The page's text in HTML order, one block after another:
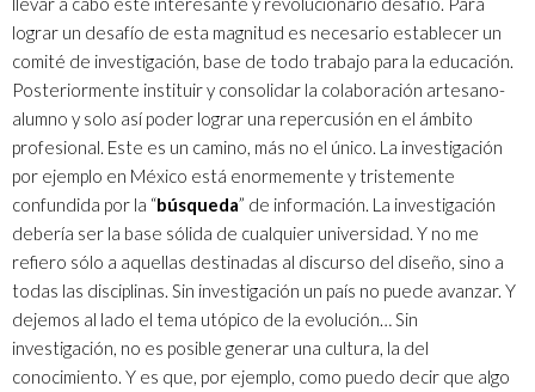
lograr un desafío de esta magnitud es necesario establecer un
comité de investigación, base de todo trabajo para la educación.
Posteriormente instituir y consolidar la colaboración artesano-
alumno y solo así poder lograr una repercusión en el ámbito
profesional. Este es un camino, más no el único. La investigación
por ejemplo en México está enormemente y tristemente
confundida por la “búsqueda” de información. La investigación
debería ser la base sólida de cualquier universidad. Y no me
refiero sólo a aquellas destinadas al discurso del diseño, sino a
todas las disciplinas. Sin investigación un país no puede avanzar. Y
dejemos al lado el tema utópico de la evolución… Sin
investigación, no es posible generar una cultura, la del
conocimiento. Y es que, por ejemplo, como puedo decir que algo